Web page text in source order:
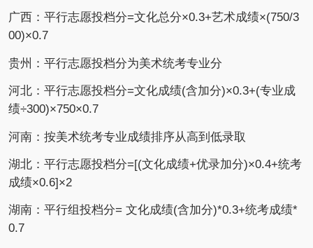
广西：平行志愿投档分=文化总分×0.3+艺术成绩×(750/3
00)×0.7
贵州：平行志愿投档分为美术统考专业分
河北：平行志愿投档分=文化成绩(含加分)×0.3+(专业成
绩÷300)×750×0.7
河南：按美术统考专业成绩排序从高到低录取
湖北：平行志愿投档分=[(文化成绩+优录加分)×0.4+统考
成绩×0.6]×2
湖南：平行组投档分= 文化成绩(含加分)*0.3+统考成绩*
0.7